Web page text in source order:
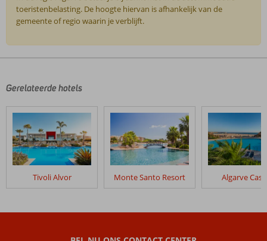
toeristenbelasting. De hoogte hiervan is afhankelijk van de
gemeente of regio waarin je verblijft.
door
klanten
geschreven
na
hun
verblijf
Pestana
Beoordelingen
Gerelateerde hotels
Tivoli Alvor Monte Santo Resort Algarve